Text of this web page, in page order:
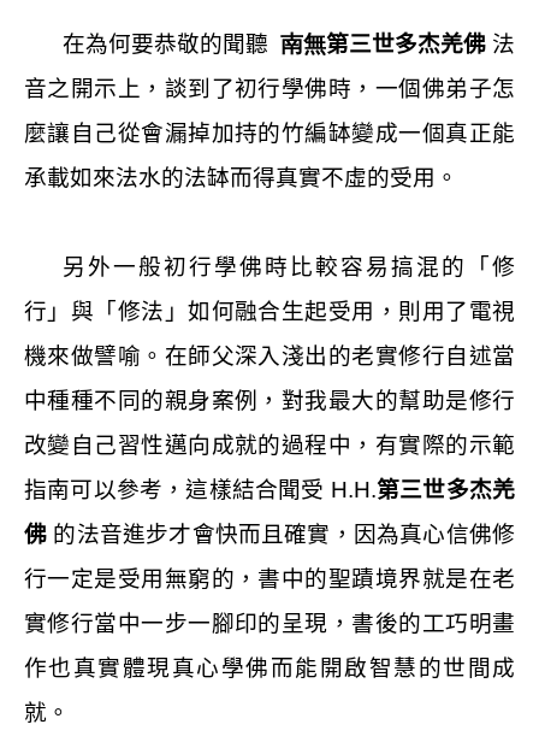
在為何要恭敬的聞聽 南無第三世多杰羌佛 法
音之開示上，談到了初行學佛時，一個佛弟子怎
麼讓自己從會漏掉加持的竹編缽變成一個真正能
承載如來法水的法缽而得真實不虛的受用。
另外一般初行學佛時比較容易搞混的「修
行」與「修法」如何融合生起受用，則用了電視
機來做譬喻。在師父深入淺出的老實修行自述當
中種種不同的親身案例，對我最大的幫助是修行
改變自己習性邁向成就的過程中，有實際的示範
指南可以參考，這樣結合聞受 H.H.第三世多杰羌
佛 的法音進步才會快而且確實，因為真心信佛修
行一定是受用無窮的，書中的聖蹟境界就是在老
實修行當中一步一腳印的呈現，書後的工巧明畫
作也真實體現真心學佛而能開啟智慧的世間成
就。